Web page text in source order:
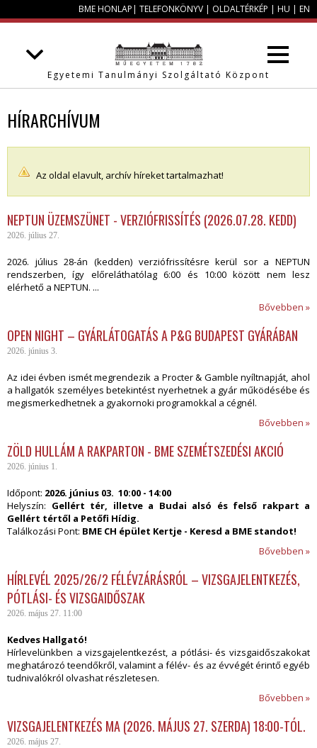
BME HONLAP| TELEFONKÖNYV | OLDALTÉRKÉP | HU | EN
Egyetemi Tanulmányi Szolgáltató Központ
HÍRARCHÍVUM
Az oldal elavult, archív híreket tartalmazhat!
NEPTUN ÜZEMSZÜNET - VERZIÓFRISSÍTÉS (2026.07.28. KEDD)
2026. július 27.
2026. július 28-án (kedden) verziófrissítésre kerül sor a NEPTUN
rendszerben, így előreláthatólag 6:00 és 10:00 között nem lesz
elérhető a NEPTUN. ...
Bővebben »
OPEN NIGHT – GYÁRLÁTOGATÁS A P&G BUDAPEST GYÁRÁBAN
2026. június 3.
Az idei évben ismét megrendezik a Procter & Gamble nyíltnapját, ahol
a hallgatók személyes betekintést nyerhetnek a gyár működésébe és
megismerkedhetnek a gyakornoki programokkal a cégnél.
Bővebben »
ZÖLD HULLÁM A RAKPARTON - BME SZEMÉTSZEDÉSI AKCIÓ
2026. június 1.
Időpont: 2026. június 03. 10:00 - 14:00
Helyszín: Gellért tér, illetve a Budai alsó és felső rakpart a
Gellért tértől a Petőfi Hídig.
Találkozási Pont: BME CH épület Kertje - Keresd a BME standot!
Bővebben »
HÍRLEVÉL 2025/26/2 FÉLÉVZÁRÁSRÓL – VIZSGAJELENTKEZÉS,
PÓTLÁSI- ÉS VIZSGAIDŐSZAK
2026. május 27. 11:00
Kedves Hallgató!
Hírlevelünkben a vizsgajelentkezést, a pótlási- és vizsgaidőszakokat
meghatározó teendőkről, valamint a félév- és az évvégét érintő egyéb
tudnivalókról olvashat részletesen.
Bővebben »
VIZSGAJELENTKEZÉS MA (2026. MÁJUS 27. SZERDA) 18:00-TÓL.
2026. május 27.